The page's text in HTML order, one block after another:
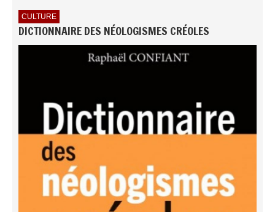
CULTURE
DICTIONNAIRE DES NÉOLOGISMES CRÉOLES